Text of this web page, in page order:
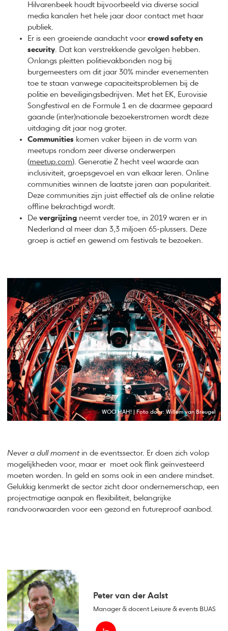
Hilvarenbeek houdt bijvoorbeeld via diverse social
media kanalen het hele jaar door contact met haar
publiek.
Er is een groeiende aandacht voorcrowd safety en
security . Dat kan verstrekkende gevolgen hebben.
Onlangs pleitten politievakbonden nog bij
burgemeesters om dit jaar 30% minder evenementen
toe te staan vanwege capaciteitsproblemen bij de
politie en beveiligingsbedrijven. Met het EK, Eurovisie
Songfestival en de Formule 1 en de daarmee gepaard
gaande (inter)nationale bezoekerstromen wordt deze
uitdaging dit jaar nog groter.
Communities komen vaker bijeen in de vorm van
meetups rondom zeer diverse onderwerpen
(meetup.com). Generatie Z hecht veel waarde aan
inclusiviteit, groepsgevoel en van elkaar leren. Online
communities winnen de laatste jaren aan populariteit.
Deze communities zijn juist effectief als de online relatie
offline bekrachtigd wordt.
Devergrijzing neemt verder toe, in 2019 waren er in
Nederland al meer dan 3,3 miljoen 65-plussers. Deze
groep is actief en gewend om festivals te bezoeken.
WOO HAH! | Foto door: Willem van Breugel
Never a dull momentin de eventssector. Er doen zich volop
mogelijkheden voor, maar er moet ook flink geïnvesteerd
moeten worden. In geld en soms ook in een andere mindset.
Gelukkig kenmerkt de sector zicht door ondernemerschap, een
projectmatige aanpak en flexibiliteit, belangrijke
randvoorwaarden voor een gezond en futureproof aanbod.
Peter van der Aalst
Manager & docent Leisure & events BUAS